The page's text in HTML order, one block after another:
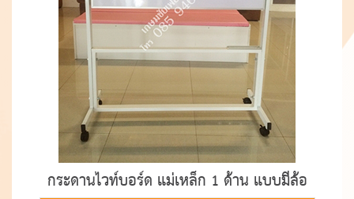
กระดานไวท์บอร์ด แม่เหล็ก 1 ด้าน แบบมีล้อ